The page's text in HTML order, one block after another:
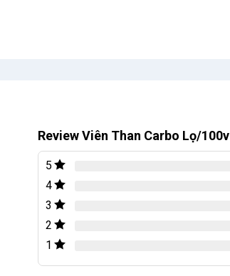
Review Viên Than Carbo Lọ/100v
5
4
3
2
1